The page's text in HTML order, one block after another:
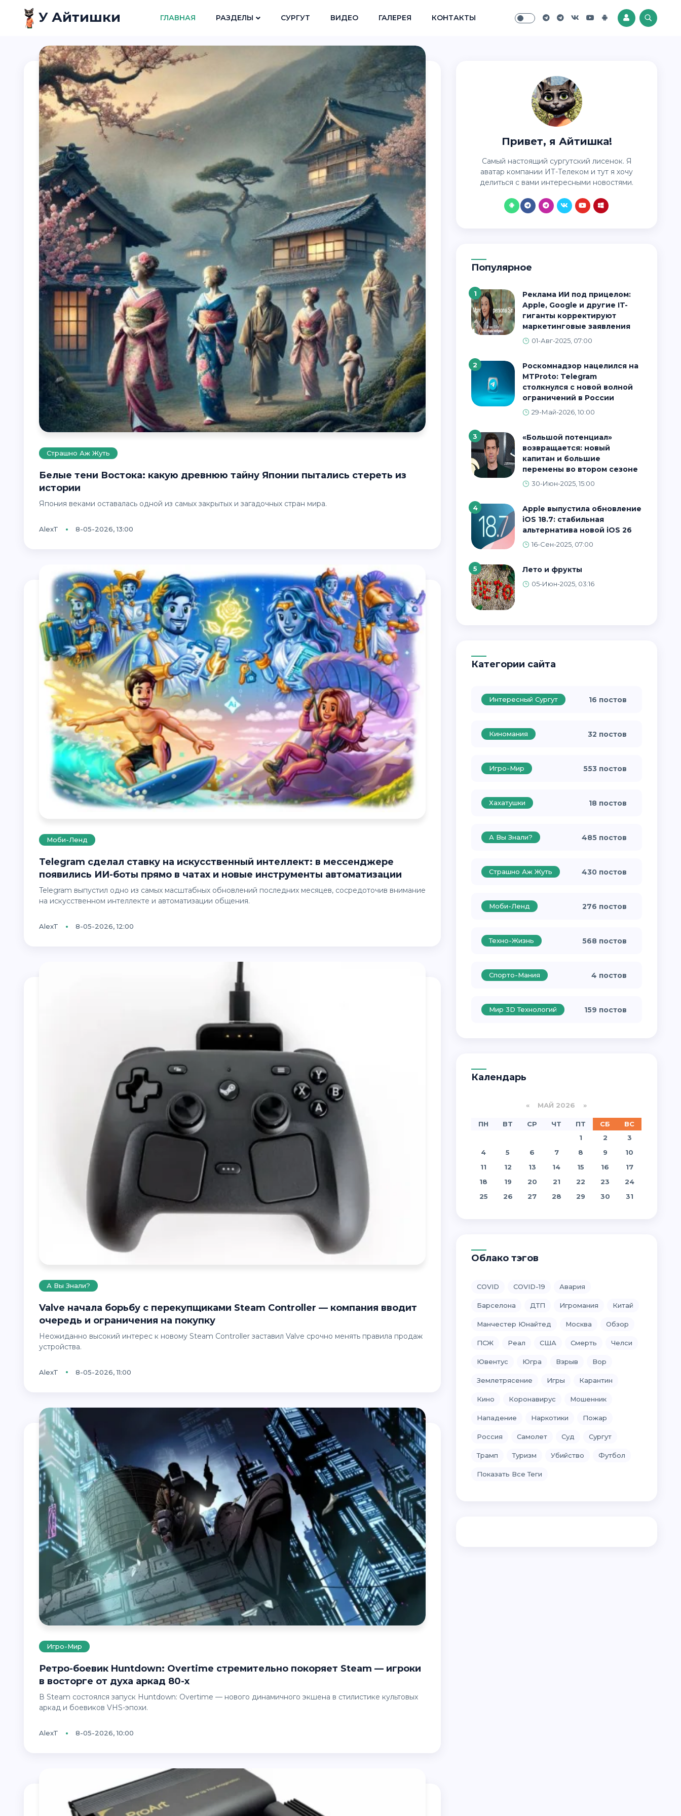
У Айтишки ГЛАВНАЯ РАЗДЕЛЫ СУРГУТ ВИДЕО ГАЛЕРЕЯ КОНТАКТЫ
Страшно Аж Жуть
Белые тени Востока: какую древнюю тайну Японии пытались стереть из
истории
Япония веками оставалась одной из самых закрытых и загадочных стран мира.
AlexT 8-05-2026, 13:00
Моби-Ленд
Telegram сделал ставку на искусственный интеллект: в мессенджере
появились ИИ-боты прямо в чатах и новые инструменты автоматизации
Telegram выпустил одно из самых масштабных обновлений последних месяцев, сосредоточив внимание
на искусственном интеллекте и автоматизации общения.
AlexT 8-05-2026, 12:00
А Вы Знали?
Valve начала борьбу с перекупщиками Steam Controller — компания вводит
очередь и ограничения на покупку
Неожиданно высокий интерес к новому Steam Controller заставил Valve срочно менять правила продаж
устройства.
AlexT 8-05-2026, 11:00
Игро-Мир
Ретро-боевик Huntdown: Overtime стремительно покоряет Steam — игроки
в восторге от духа аркад 80-х
В Steam состоялся запуск Huntdown: Overtime — нового динамичного экшена в стилистике культовых
аркад и боевиков VHS-эпохи.
AlexT 8-05-2026, 10:00
Привет, я Айтишка!
Самый настоящий сургутский лисенок. Я
аватар компании ИТ-Телеком и тут я хочу
делиться с вами интересными новостями.
Популярное
1
Реклама ИИ под прицелом:
Apple, Google и другие IT-
гиганты корректируют
маркетинговые заявления
01-Авг-2025, 07:00
2
Роскомнадзор нацелился на
MTProto: Telegram
столкнулся с новой волной
ограничений в России
29-Май-2026, 10:00
3
«Большой потенциал»
возвращается: новый
капитан и большие
перемены во втором сезоне
30-Июн-2025, 15:00
4
Apple выпустила обновление
iOS 18.7: стабильная
альтернатива новой iOS 26
16-Сен-2025, 07:00
5 Лето и фрукты
05-Июн-2025, 03:16
Категории сайта
Интересный Сургут 16 постов
Киномания 32 постов
Игро-Мир 553 постов
Хахатушки 18 постов
А Вы Знали? 485 постов
Страшно Аж Жуть 430 постов
Моби-Ленд 276 постов
Техно-Жизнь 568 постов
Спорто-Мания 4 постов
Мир 3D Технологий 159 постов
Календарь
« МАЙ 2026 »
ПН ВТ СР ЧТ ПТ СБ
ВС
1
2
3
4
5 6 7 8 9
10
11
12 13 14 15 16
17
18
19 20 21 22 23
24
25
26 27 28 29 30 31
Облако тэгов
COVID COVID-19 Авария
Барселона ДТП Игромания Китай
Манчестер Юнайтед Москва Обзор
ПСЖ Реал США Смерть Челси
Ювентус Югра Взрыв Вор
Землетрясение Игры Карантин
Кино Коронавирус Мошенник
Нападение Наркотики Пожар
Россия Самолет Суд Сургут
Трамп Туризм Убийство Футбол
Показать Все Теги